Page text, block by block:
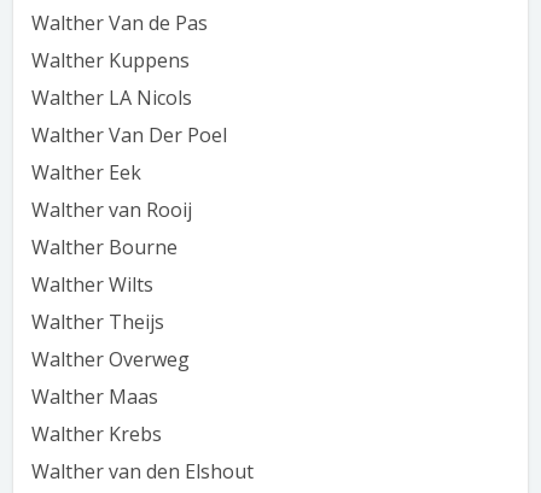
Walther Van de Pas
Walther Kuppens
Walther LA Nicols
Walther Van Der Poel
Walther Eek
Walther van Rooij
Walther Bourne
Walther Wilts
Walther Theijs
Walther Overweg
Walther Maas
Walther Krebs
Walther van den Elshout